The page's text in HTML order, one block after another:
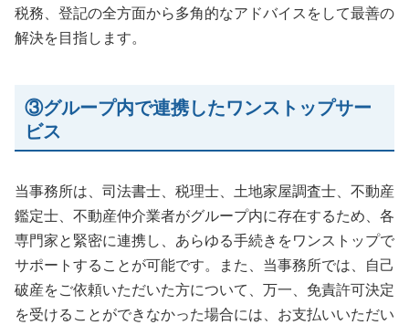
税務、登記の全方面から多角的なアドバイスをして最善の
解決を目指します。
③グループ内で連携したワンストップサー
ビス
当事務所は、司法書士、税理士、土地家屋調査士、不動産
鑑定士、不動産仲介業者がグループ内に存在するため、各
専門家と緊密に連携し、あらゆる手続きをワンストップで
サポートすることが可能です。また、当事務所では、自己
破産をご依頼いただいた方について、万一、免責許可決定
を受けることができなかった場合には、お支払いいただい